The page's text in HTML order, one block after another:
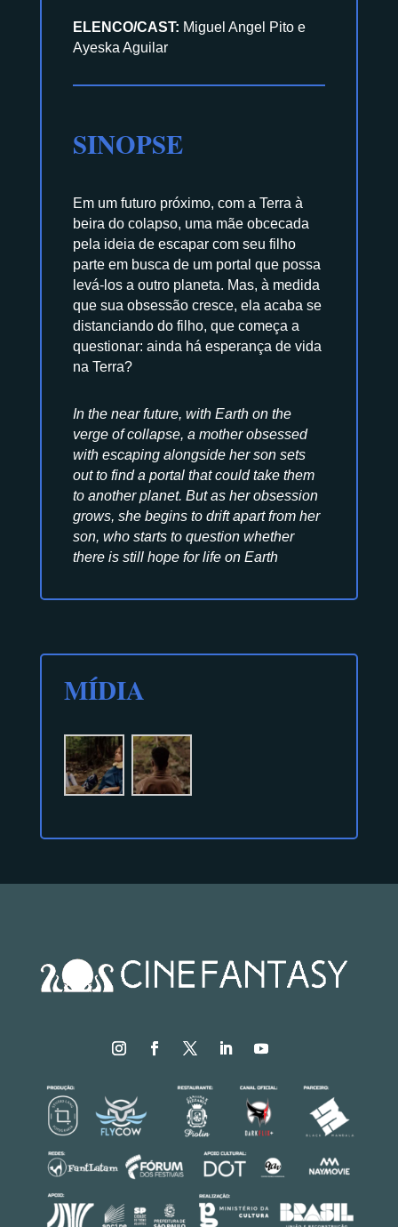
ELENCO/CAST: Miguel Angel Pito e
Ayeska Aguilar
SINOPSE
Em um futuro próximo, com a Terra à
beira do colapso, uma mãe obcecada
pela ideia de escapar com seu filho
parte em busca de um portal que possa
levá-los a outro planeta. Mas, à medida
que sua obsessão cresce, ela acaba se
distanciando do filho, que começa a
questionar: ainda há esperança de vida
na Terra?
In the near future, with Earth on the
verge of collapse, a mother obsessed
with escaping alongside her son sets
out to find a portal that could take them
to another planet. But as her obsession
grows, she begins to drift apart from her
son, who starts to question whether
there is still hope for life on Earth
MÍDIA